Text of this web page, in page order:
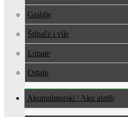
Grablje
Štihače i vile
Lopate
Ostalo
Akumulatorski / Aku alati